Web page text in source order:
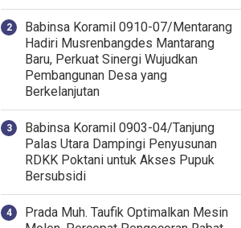
Babinsa Koramil 0910-07/Mentarang
Hadiri Musrenbangdes Mantarang
Baru, Perkuat Sinergi Wujudkan
Pembangunan Desa yang
Berkelanjutan
‎Babinsa Koramil 0903-04/Tanjung
Palas Utara Dampingi Penyusunan
RDKK Poktani untuk Akses Pupuk
Bersubsidi
Prada Muh. Taufik Optimalkan Mesin